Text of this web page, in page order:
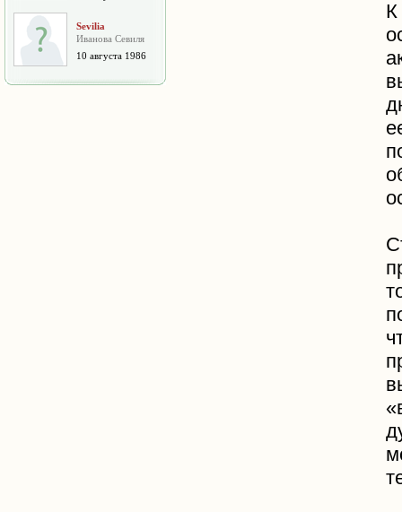
Sevilia
Иванова Севиля
10 августа 1986